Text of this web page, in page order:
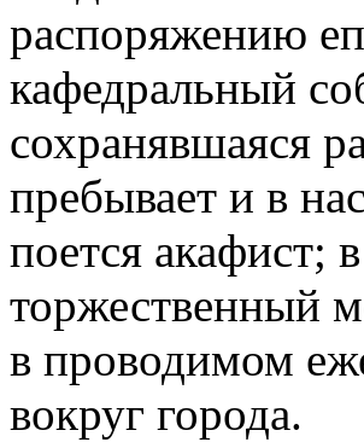
распоряжению
кафедральный
сохранявшаяся
пребывает и в
поется акафист;
торжественный
в проводимом
вокруг города.